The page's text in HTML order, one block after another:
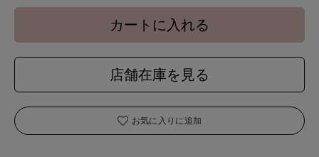
カートに入れる
店舗在庫を見る
お気に入りに追加